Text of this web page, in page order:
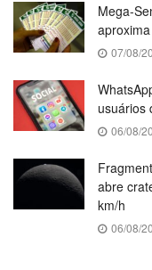
Mega-
07/08/
usuários
06/08/
abre
km/h
06/08/